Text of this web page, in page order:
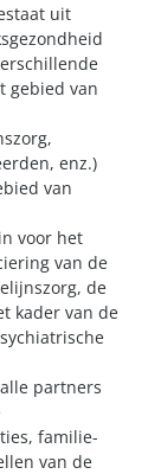
uit
gebied van
enz.)
van
voor het
van de
de
kader van de
partners
familie-
van de